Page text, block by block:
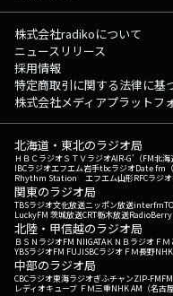
株式会社radikoについて
ニュースリリース
採用情報
特定商取引に関する法律に基
株式会社メディアプラットフ
北海道・東北のラジオ局
ＨＢＣラジオＳＴＶラジオAIR-G'（FM北海
IBCラジオエフエム岩手tbcラジオDate fm
Rhythm Station エフエム山形RFCラジ
関東のラジオ局
TBSラジオ文化放送ニッポン放送interfm
LuckyFM 茨城放送CRT栃木放送RadioBerry
北陸・甲信越のラジオ局
ＢＳＮラジオFM NIIGATAＫＮＢラジオ Ｆ
YBSラジオFM FUJISBCラジオ ＦＭ長野
中部のラジオ局
CBCラジオ東海ラジオぎふチャンZIP-FM
レディオキューブ ＦＭ三重NHK AM（名古屋